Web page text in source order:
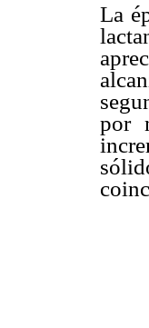
La
por